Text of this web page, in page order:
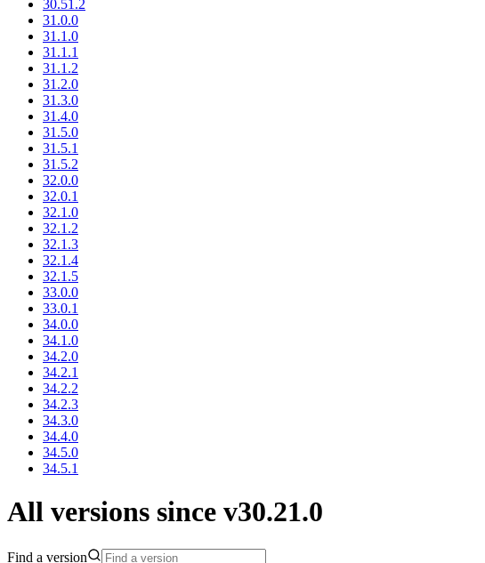
30.51.2
31.0.0
31.1.0
31.1.1
31.1.2
31.2.0
31.3.0
31.4.0
31.5.0
31.5.1
31.5.2
32.0.0
32.0.1
32.1.0
32.1.2
32.1.3
32.1.4
32.1.5
33.0.0
33.0.1
34.0.0
34.1.0
34.2.0
34.2.1
34.2.2
34.2.3
34.3.0
34.4.0
34.5.0
34.5.1
All versions since v30.21.0
Find a version